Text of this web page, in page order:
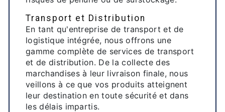
Transport et Distribution
En tant qu'entreprise de transport et de
logistique intégrée, nous offrons une
gamme complète de services de transport
et de distribution. De la collecte des
marchandises à leur livraison finale, nous
veillons à ce que vos produits atteignent
leur destination en toute sécurité et dans
les délais impartis.